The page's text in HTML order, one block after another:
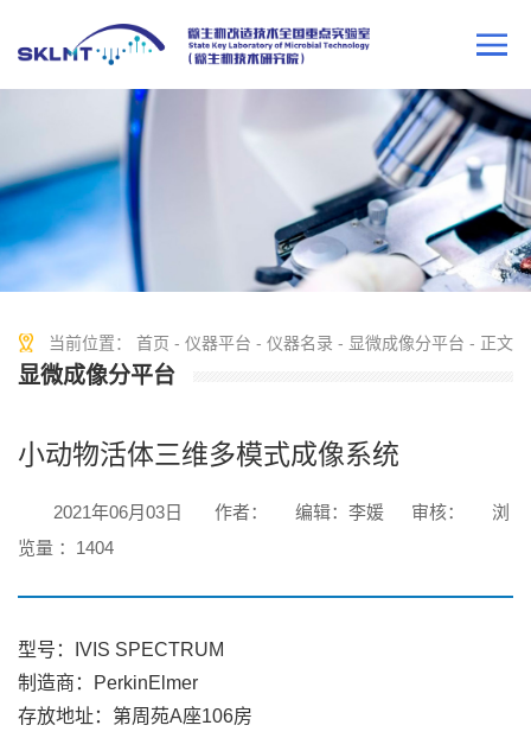
当前位置： 首页 - 仪器平台 - 仪器名录 - 显微成像分平台 - 正文
显微成像分平台
小动物活体三维多模式成像系统
2021年06月03日 作者： 编辑：李媛 审核：
浏
览量 ： 1404
型号：IVIS SPECTRUM
制造商：PerkinElmer
存放地址：第周苑A座106房